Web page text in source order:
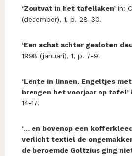
‘Zoutvat in het tafellaken’ in:
(december), 1, p. 28-30.
‘Een schat achter gesloten
1998 (januari), 1, p. 7-9.
‘Lente in linnen. Engeltjes
brengen het voorjaar op tafel’
14-17.
‘… en bovenop een
verlicht textiel de
de beroemde Goltzius ging